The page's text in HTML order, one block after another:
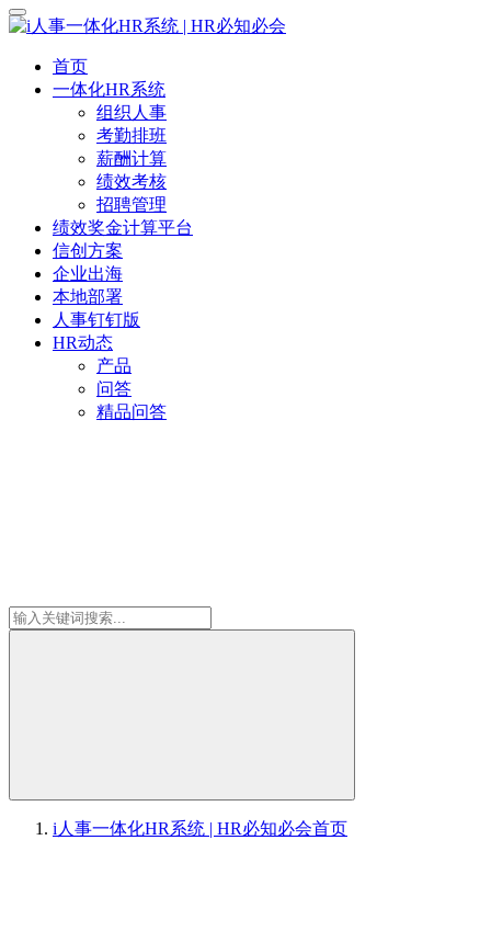
首页
一体化HR系统
组织人事
考勤排班
薪酬计算
绩效考核
招聘管理
绩效奖金计算平台
信创方案
企业出海
本地部署
人事钉钉版
HR动态
产品
问答
精品问答
i人事一体化HR系统 | HR必知必会首页